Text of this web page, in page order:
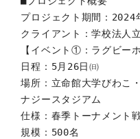
プロジェクト期間：2024
クライアント：学校法人
【イベント①：ラグビー
日程：5月26日㈰
場所：立命館大学びわ
ナジースタジアム
仕様：春季トーナメント
規模：500名